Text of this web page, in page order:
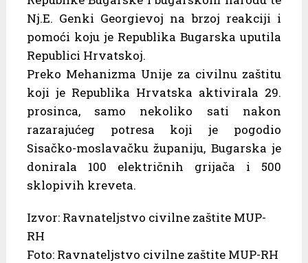
Nj.E. Genki Georgievoj na brzoj reakciji i
pomoći koju je Republika Bugarska uputila
Republici Hrvatskoj.
Preko Mehanizma Unije za civilnu zaštitu
koji je Republika Hrvatska aktivirala 29.
prosinca, samo nekoliko sati nakon
razarajućeg potresa koji je pogodio
Sisačko-moslavačku županiju, Bugarska je
donirala 100 električnih grijača i 500
sklopivih kreveta.
Izvor: Ravnateljstvo civilne zaštite MUP-
RH
Foto: Ravnateljstvo civilne zaštite MUP-RH